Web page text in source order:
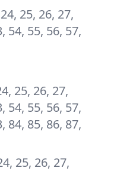
25, 26, 27,
54, 55, 56, 57,
25, 26, 27,
54, 55, 56, 57,
84, 85, 86, 87,
25, 26, 27,